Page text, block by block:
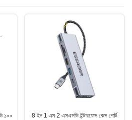
১০০
8 ইন 1 এম 2 এসএসডি ইন্টারফেস কেস পোর্ট